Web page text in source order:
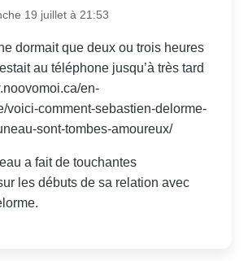
19 juillet à 21:53
dormait que deux ou trois heures
au téléphone jusqu’à très tard
en-
voici-comment-sebastien-delorme-
sont-tombes-amoureux/
a fait de touchantes
les débuts de sa relation avec